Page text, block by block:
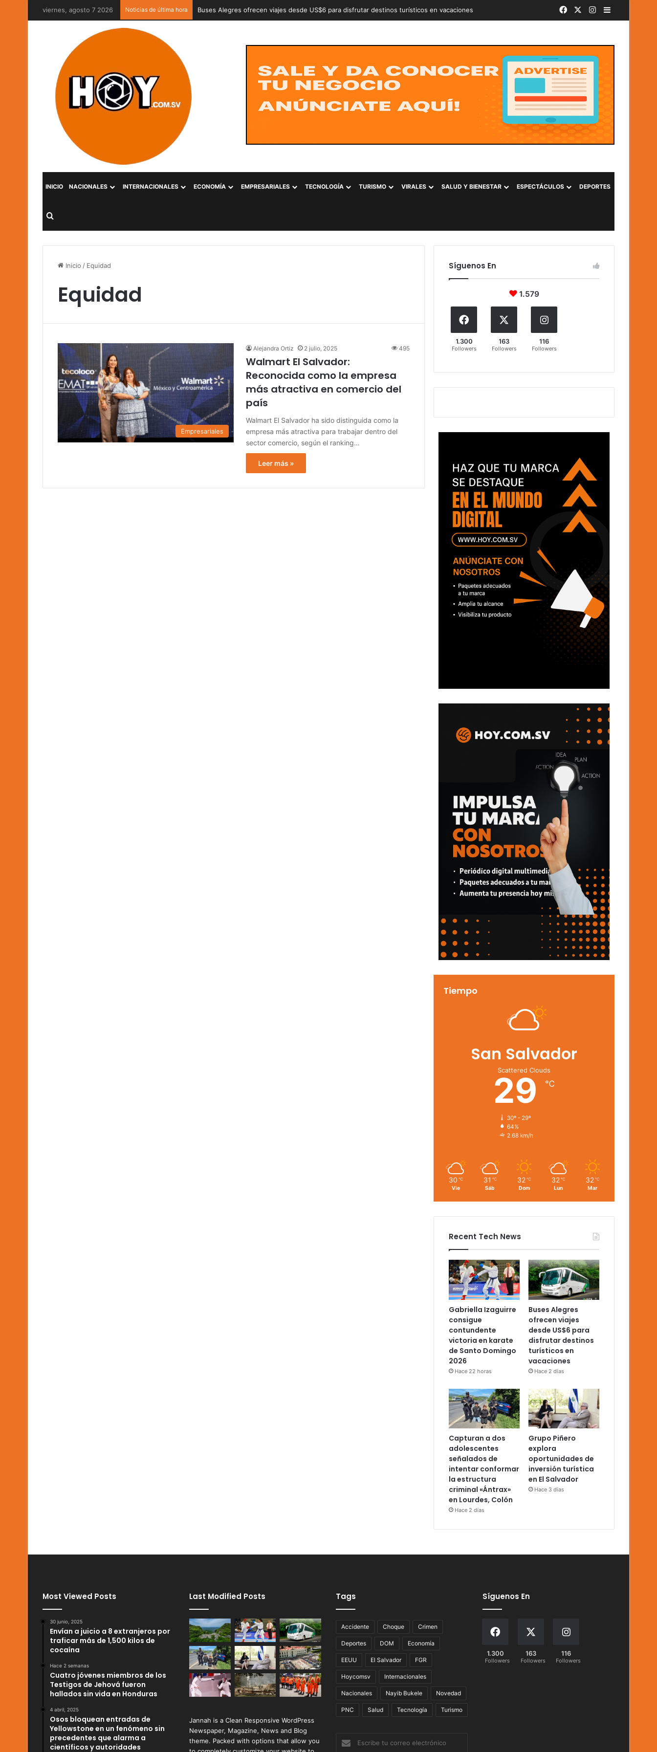
viernes, agosto 7 2026 Noticias de última hora Capturan a dos adolescentes señalados de intentar conformar la estructura criminal «Ántrax» en Lourdes, Colón Facebook Instagram
INICIO NACIONALES INTERNACIONALES ECONOMÍA EMPRESARIALES TECNOLOGÍA TURISMO VIRALES SALUD Y BIENESTAR ESPECTÁCULOS DEPORTES
Buscar por
Inicio / Equidad
Equidad
Empresariales
Alejandra Ortiz 2 julio, 2025 495
Walmart El Salvador:
Reconocida como la empresa
más atractiva en comercio del
país
Walmart El Salvador ha sido distinguida como la
empresa más atractiva para trabajar dentro del
sector comercio, según el ranking…
Leer más »
Síguenos En
1.579
1.300
Followers
163
Followers
116
Followers
Tiempo
San Salvador
Scattered Clouds
29 ℃
30º - 29º
64%
2.68 km/h
30 ℃
Vie
31 ℃
Sáb
32 ℃
Dom
32 ℃
Lun
32 ℃
Mar
Recent Tech News
Gabriella Izaguirre
consigue
contundente
victoria en karate
de Santo Domingo
2026
Hace 22 horas
Buses Alegres
ofrecen viajes
desde US$6 para
disfrutar destinos
turísticos en
vacaciones
Hace 2 días
Capturan a dos
adolescentes
señalados de
intentar conformar
la estructura
criminal «Ántrax»
en Lourdes, Colón
Hace 2 días
Grupo Piñero
explora
oportunidades de
inversión turística
en El Salvador
Hace 3 días
Most Viewed Posts
30 junio, 2025
Envían a juicio a 8 extranjeros por
traficar más de 1,500 kilos de
cocaína
Hace 2 semanas
Cuatro jóvenes miembros de los
Testigos de Jehová fueron
hallados sin vida en Honduras
4 abril, 2025
Osos bloquean entradas de
Yellowstone en un fenómeno sin
precedentes que alarma a
científicos y autoridades
Last Modified Posts
Jannah is a Clean Responsive WordPress
Newspaper, Magazine, News and Blog
theme. Packed with options that allow you
Tags
Accidente Choque Crimen
Deportes DOM Economía
EEUU El Salvador FGR
Hoycomsv Internacionales
Nacionales Nayib Bukele Novedad
PNC Salud Tecnología Turismo
Escribe
tu
Síguenos En
1.300
Followers
163
Followers
116
Followers